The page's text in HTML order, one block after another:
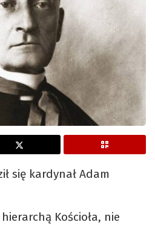
się kardynał Adam
Kościoła, nie